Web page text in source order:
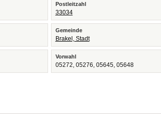
Postleitzahl
33034
Gemeinde
Brakel, Stadt
Vorwahl
05272, 05276, 05645, 05648